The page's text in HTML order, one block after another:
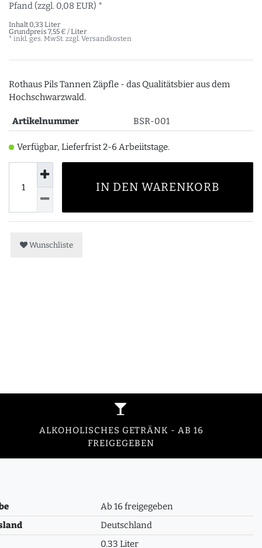
Pfand (zzgl. 0,08 EUR) *
Inhalt0,33 Liter
Grundpreis 7,55 € / Liter
* inkl. ges. MwSt. zzgl. Versandkosten
Rothaus Pils Tannen Zäpfle - das Qualitätsbier aus dem
Hochschwarzwald.
Artikelnummer BSR-001
Verfügbar, Lieferfrist 2-6 Arbeiitstage.
IN DEN WARENKORB
Wunschliste
ALKOHOLISCHES GETRÄNK - AB 16
FREIGEGEBEN
Ab 16 freigegeben
Deutschland
0.33 Liter